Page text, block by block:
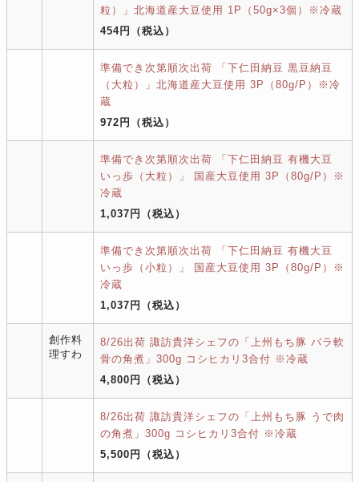
粒）」北海道産大豆使用 1P（50g×3個）※冷蔵
454円
（税込）
準備でき次第順次出荷 「下仁田納豆 黒豆納豆
（大粒）」北海道産大豆使用 3P（80g/P）※冷
蔵
972円
（税込）
準備でき次第順次出荷 「下仁田納豆 有機大豆
いっ歩（大粒）」 国産大豆使用 3P（80g/P）※
冷蔵
1,037円
（税込）
準備でき次第順次出荷 「下仁田納豆 有機大豆
いっ歩（小粒）」 国産大豆使用 3P（80g/P）※
冷蔵
1,037円
（税込）
創作料
理すわ
8/26出荷 諏訪貴洋シェフの「上州もち豚 バラ軟
骨の角煮」300g コシヒカリ3合付 ※冷蔵
4,800円
（税込）
8/26出荷 諏訪貴洋シェフの「上州もち豚 うで肉
の角煮」300g コシヒカリ3合付 ※冷蔵
5,500円
（税込）